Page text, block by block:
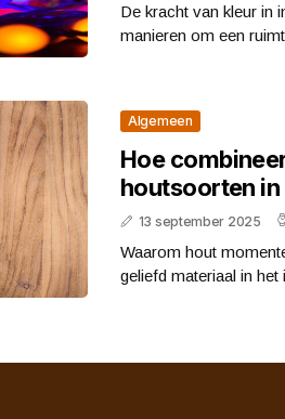
De kracht van kleur in
manieren om een
Algemeen
Hoe
houtsoorten
13 september 2025
Waarom hout
geliefd materiaal in het